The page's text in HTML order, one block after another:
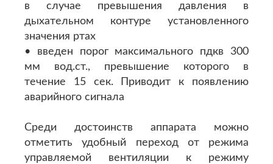
в случае превышения давления в
дыхательном контуре установленного
значения ртах
• введен порог максимального пдкв 300
мм вод.ст., превышение которого в
течение 15 сек. Приводит к появлению
аварийного сигнала
Среди достоинств аппарата можно
отметить удобный переход от режима
управляемой вентиляции к режиму